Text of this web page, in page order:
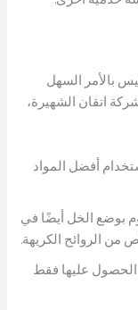
بالأمر السهل
اتقان الشهيرة،
أفضل المواد
بوضع الخل أيضًا في
من الروائح الكريهة.
الحصول عليها فقط